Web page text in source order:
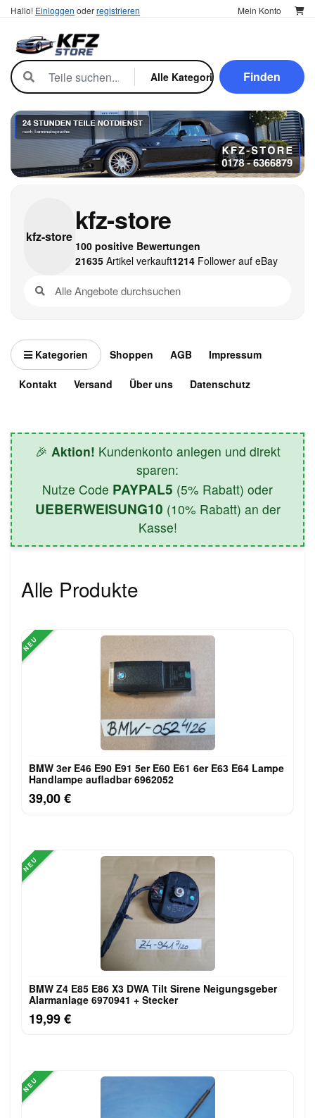
Hallo! Einloggen oderregistrieren Mein Konto
Finden
kfz-store
kfz-store
100 positive Bewertungen
21635Artikel verkauft1214Follower auf eBay
Kategorien Shoppen AGB Impressum
Kontakt Versand Über uns Datenschutz
🎉 Aktion! Kundenkonto anlegen und direkt
sparen:
Nutze Code PAYPAL5 (5% Rabatt) oder
UEBERWEISUNG10 (10% Rabatt) an der
Kasse!
Alle Produkte
NEU
BMW 3er E46 E90 E91 5er E60 E61 6er E63 E64 Lampe
Handlampe aufladbar 6962052
39,00 €
NEU
BMW Z4 E85 E86 X3 DWA Tilt Sirene Neigungsgeber
Alarmanlage 6970941 + Stecker
19,99 €
NEU